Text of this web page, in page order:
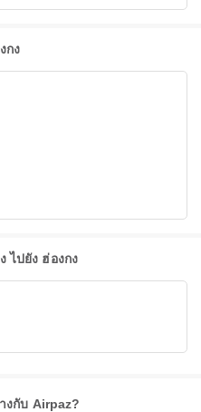
กง
ไปยัง ฮ่องกง
งกับ Airpaz?